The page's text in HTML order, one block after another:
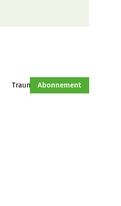
Traumtraktor Hof-Management
Abonnement